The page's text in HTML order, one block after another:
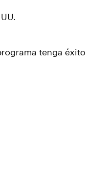
tenga éxito